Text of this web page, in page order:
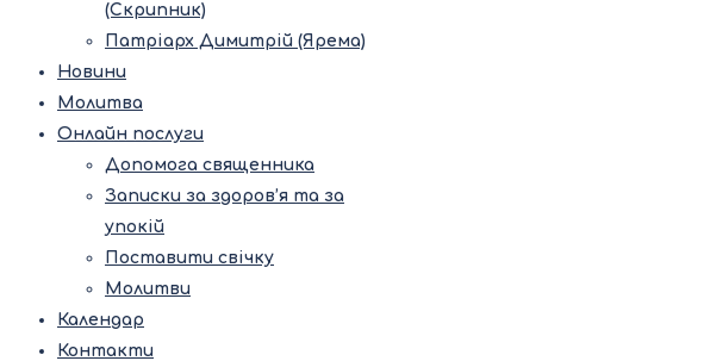
(Скрипник)
Патріарх Димитрій (Ярема)
Новини
Молитва
Онлайн послуги
Допомога священника
Записки за здоров’я та за
упокій
Поставити свічку
Молитви
Календар
Контакти